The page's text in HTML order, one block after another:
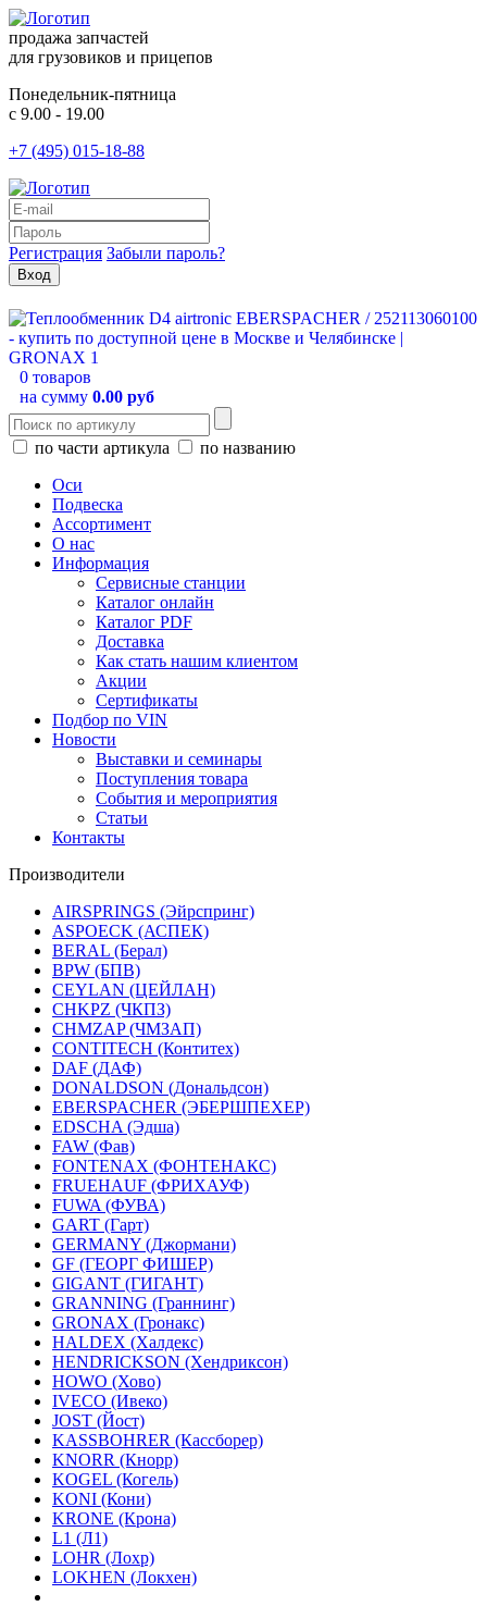
продажа запчастей
для грузовиков и прицепов
Понедельник-пятница
с 9.00 - 19.00
+7 (495) 015-18-88
Регистрация Забыли пароль?
0 товаров
на сумму 0.00 руб
по части артикула
по названию
Оси
Подвеска
Ассортимент
О нас
Информация
Сервисные станции
Каталог онлайн
Каталог PDF
Доставка
Как стать нашим клиентом
Акции
Сертификаты
Подбор по VIN
Новости
Выставки и семинары
Поступления товара
События и мероприятия
Статьи
Контакты
Производители
AIRSPRINGS (Эйрспринг)
ASPOECK (АСПЕК)
BERAL (Берал)
BPW (БПВ)
CEYLAN (ЦЕЙЛАН)
CHKPZ (ЧКПЗ)
CHMZAP (ЧМЗАП)
CONTITECH (Контитех)
DAF (ДАФ)
DONALDSON (Дональдсон)
EBERSPACHER (ЭБЕРШПЕХЕР)
EDSCHA (Эдша)
FAW (Фав)
FONTENAX (ФОНТЕНАКС)
FRUEHAUF (ФРИХАУФ)
FUWA (ФУВА)
GART (Гарт)
GERMANY (Джормани)
GF (ГЕОРГ ФИШЕР)
GIGANT (ГИГАНТ)
GRANNING (Граннинг)
GRONAX (Гронакс)
HALDEX (Халдекс)
HENDRICKSON (Хендриксон)
HOWO (Хово)
IVECO (Ивеко)
JOST (Йост)
KASSBOHRER (Касcборер)
KNORR (Кнорр)
KOGEL (Когель)
KONI (Кони)
KRONE (Крона)
L1 (Л1)
LOHR (Лохр)
LOKHEN (Локхен)